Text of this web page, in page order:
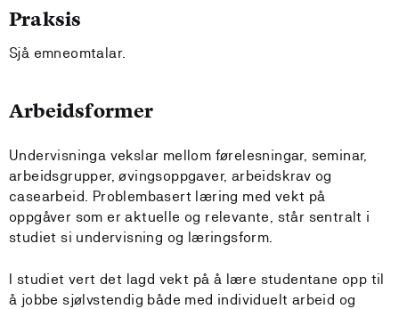
Praksis
Sjå emneomtalar.
Arbeidsformer
Undervisninga vekslar mellom førelesningar, seminar,
arbeidsgrupper, øvingsoppgaver, arbeidskrav og
casearbeid. Problembasert læring med vekt på
oppgåver som er aktuelle og relevante, står sentralt i
studiet si undervisning og læringsform.
I studiet vert det lagd vekt på å lære studentane opp til
å jobbe sjølvstendig både med individuelt arbeid og